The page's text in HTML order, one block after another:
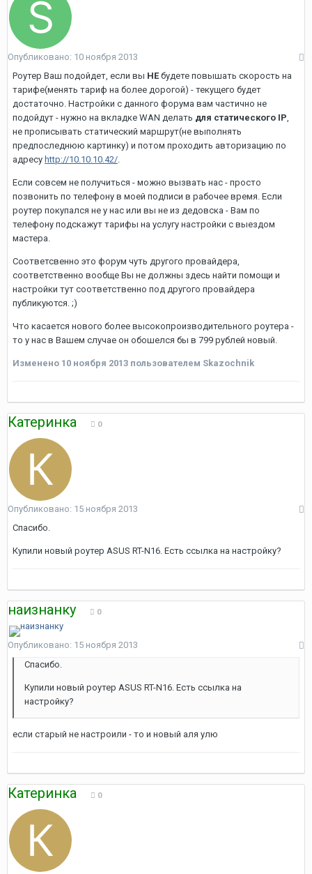
Опубликовано: 10 ноября 2013
Роутер Ваш подойдет, если вы НЕбудете повышать скорость на
тарифе(менять тариф на более дорогой) - текущего будет
достаточно. Настройки с данного форума вам частично не
подойдут - нужно на вкладке WAN делать для статического IP,
не прописывать статический маршрут(не выполнять
предпоследнюю картинку) и потом проходить авторизацию по
адресу http://10.10.10.42/.
Если совсем не получиться - можно вызвать нас - просто
позвонить по телефону в моей подписи в рабочее время. Если
роутер покупался не у нас или вы не из дедовска - Вам по
телефону подскажут тарифы на услугу настройки с выездом
мастера.
Соответсвенно это форум чуть другого провайдера,
соответственно вообще Вы не должны здесь найти помощи и
настройки тут соответственно под другого провайдера
публикуются. ;)
Что касается нового более высокопроизводительного роутера -
то у нас в Вашем случае он обошелся бы в 799 рублей новый.
Изменено 10 ноября 2013 пользователем Skazochnik
Катеринка 0
Опубликовано: 15 ноября 2013
Спасибо.
Купили новый роутер ASUS RT-N16. Есть ссылка на настройку?
наизнанку 0
Опубликовано: 15 ноября 2013
Спасибо.
Купили новый роутер ASUS RT-N16. Есть ссылка на
настройку?
если старый не настроили - то и новый аля улю
Катеринка 0